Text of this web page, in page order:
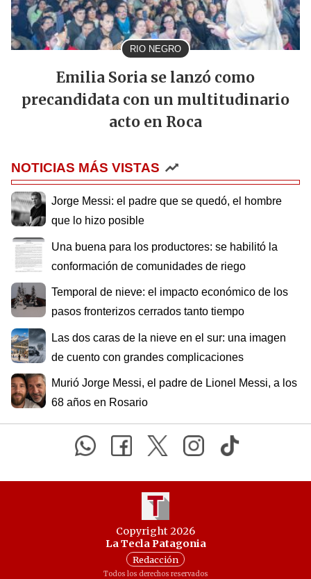
RIO NEGRO
Emilia Soria se lanzó como
precandidata con un multitudinario
acto en Roca
NOTICIAS MÁS VISTAS
Jorge Messi: el padre que se quedó, el hombre
que lo hizo posible
Una buena para los productores: se habilitó la
conformación de comunidades de riego
Temporal de nieve: el impacto económico de los
pasos fronterizos cerrados tanto tiempo
Las dos caras de la nieve en el sur: una imagen
de cuento con grandes complicaciones
Murió Jorge Messi, el padre de Lionel Messi, a los
68 años en Rosario
Copyright 2026
La Tecla Patagonia
Redacción
Todos los derechos reservados